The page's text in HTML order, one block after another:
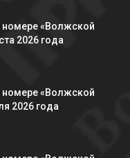
номере «Волжской
2026 года
номере «Волжской
2026 года